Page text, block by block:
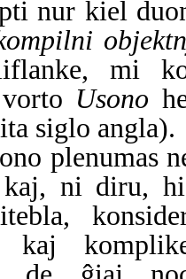
nur kiel
mi
Usono
siglo angla).
plenumas
kaj, ni diru,
kaj